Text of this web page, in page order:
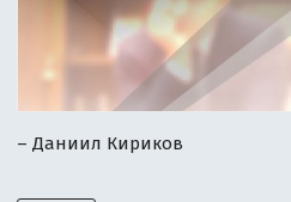
– Даниил Кириков